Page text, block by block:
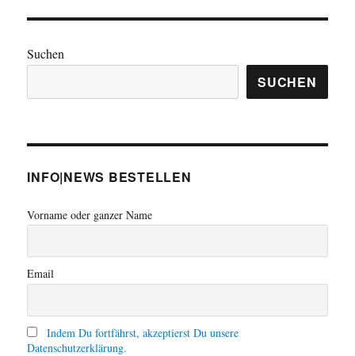
Atomabkommen
Suchen
SUCHEN
INFO|NEWS BESTELLEN
Vorname oder ganzer Name
Email
Indem Du fortfährst, akzeptierst Du unsere
Datenschutzerklärung.